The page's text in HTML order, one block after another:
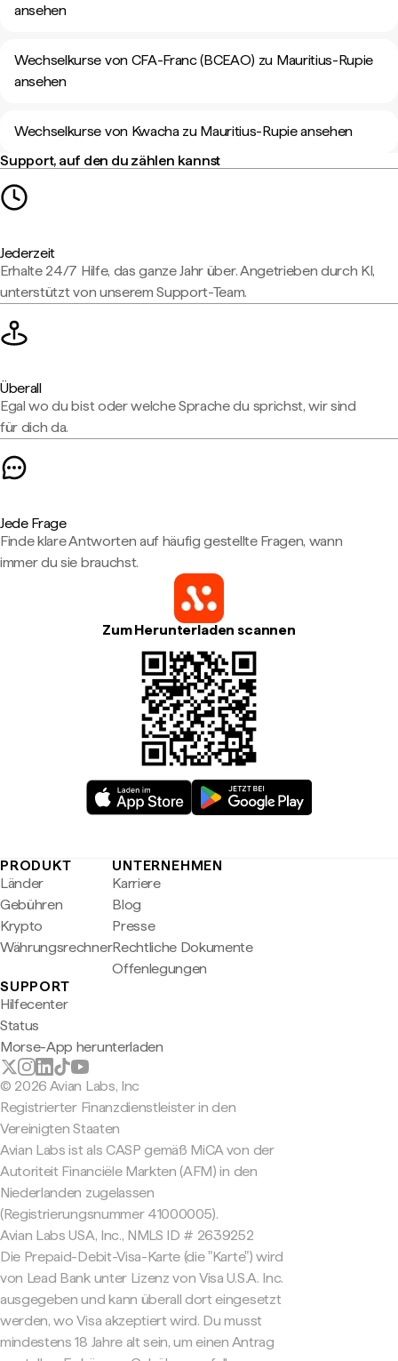
ansehen
Wechselkurse von CFA-Franc (BCEAO) zu Mauritius-Rupie
ansehen
Wechselkurse von Kwacha zu Mauritius-Rupie ansehen
Support, auf den du zählen kannst
Jederzeit
Erhalte 24/7 Hilfe, das ganze Jahr über. Angetrieben durch KI,
unterstützt von unserem Support-Team.
Überall
Egal wo du bist oder welche Sprache du sprichst, wir sind
für dich da.
Jede Frage
Finde klare Antworten auf häufig gestellte Fragen, wann
immer du sie brauchst.
Zum Herunterladen scannen
PRODUKT
Länder
Gebühren
Krypto
Währungsrechner
UNTERNEHMEN
Karriere
Blog
Presse
Rechtliche Dokumente
Offenlegungen
SUPPORT
Hilfecenter
Status
Morse-App herunterladen
© 2026 Avian Labs, Inc
Registrierter Finanzdienstleister in den
Vereinigten Staaten
Avian Labs ist als CASP gemäß MiCA von der
Autoriteit Financiële Markten (AFM) in den
Niederlanden zugelassen
(Registrierungsnummer 41000005).
Avian Labs USA, Inc., NMLS ID # 2639252
Die Prepaid-Debit-Visa-Karte (die "Karte") wird
von Lead Bank unter Lizenz von Visa U.S.A. Inc.
ausgegeben und kann überall dort eingesetzt
werden, wo Visa akzeptiert wird. Du musst
mindestens 18 Jahre alt sein, um einen Antrag